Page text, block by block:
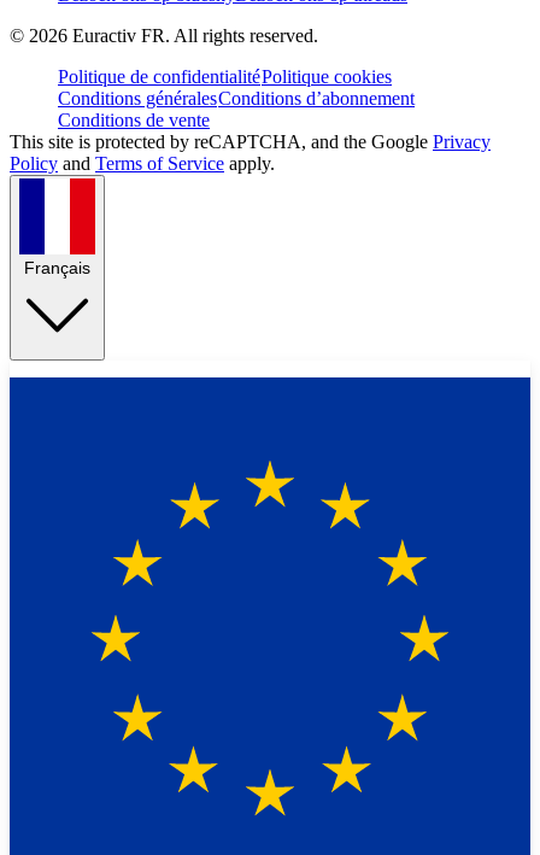
© 2026 Euractiv FR. All rights reserved.
Politique de confidentialitéPolitique cookies
Conditions généralesConditions d’abonnement
Conditions de vente
This site is protected by reCAPTCHA, and the Google Privacy
Policy and Terms of Service apply.
Français